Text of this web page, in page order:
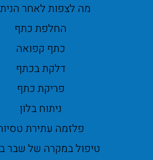
מה לצפות לאחר
החלפת כתף
כתף קפואה
דלקת בכתף
פריקת כתף
ניתוח בלון
פלזמה עתירת
טיפול במקרה של שבר